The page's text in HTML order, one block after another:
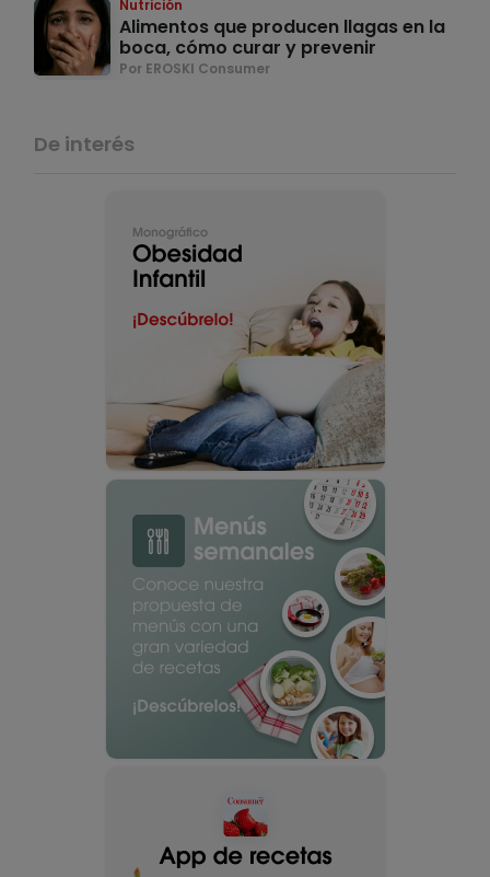
Nutrición
Alimentos que producen llagas en la
boca, cómo curar y prevenir
Por EROSKI Consumer
De interés